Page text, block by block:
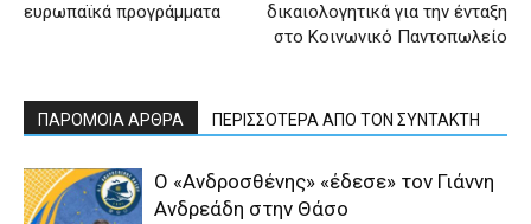
ευρωπαϊκά προγράμματα
δικαιολογητικά για την ένταξη
στο Κοινωνικό Παντοπωλείο
ΠΑΡΟΜΟΙΑ ΑΡΘΡΑ ΠΕΡΙΣΣΟΤΕΡΑ ΑΠΟ ΤΟΝ ΣΥΝΤΑΚΤΗ
Ο «Ανδροσθένης» «έδεσε» τον Γιάννη
Ανδρεάδη στην Θάσο